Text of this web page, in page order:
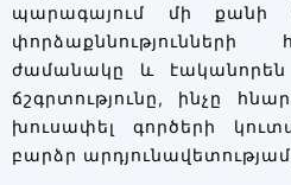
պարագայում մի քանի
ժամանակը և
ճշգրտությունը, ինչը
խուսափել գործերի
բարձր